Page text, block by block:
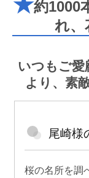
★約1000
れ、
いつもご愛
より、素
尾崎様
桜の名所を調